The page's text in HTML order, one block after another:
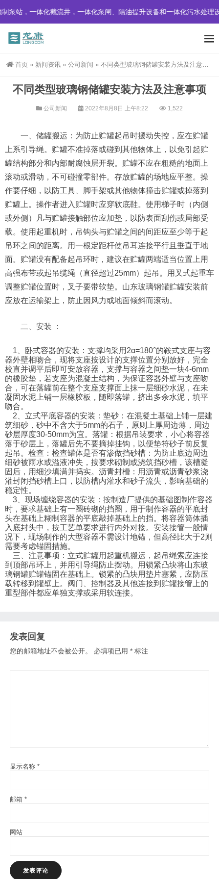
站，一体化截流井，一体化泵闸、隔油提升设备和一体化污水处理设
首页 » 新闻资讯 » 公司新闻 » 不同类型玻璃钢储罐安装方法及注意事项
不同类型玻璃钢储罐安装方法及注意事项
公司新闻 2022年8月8日 上午8:22 1,522
一、储罐搬运：为防止贮罐起吊时摆动失控，应在贮罐
上系引导绳。贮罐不准掉落或碰到其他物体上，以免引起贮
罐结构部分和内部耐腐蚀层开裂。贮罐不应在粗糙的地面上
滚动或滑动，不可碰撞零部件。存放贮罐的场地应平整。操
作要仔细，以防工具、脚手架或其他物体撞击贮罐或掉落到
贮罐上。操作者进入贮罐时应穿软底鞋。使用梯子时（内侧
或外侧）凡与贮罐接触部位应加垫，以防表面刮伤或局部受
载。使用起重机时，吊钩头与贮罐之间的间距应至少等于起
吊环之间的距离。用一根定距杆使吊耳连接平行且垂直于地
面。贮罐没有配备起吊环时，建议在贮罐两端适当位置上用
高强布带或起吊缆绳（直径超过25mm）起吊。用叉式起重车
调整贮罐位置时，叉子要带软垫。山东玻璃钢罐贮罐安装前
应放在运输架上，防止因风力或地面倾斜而滚动。
二、安装 ：
1、卧式容器的安装：支撑均采用2α=180°的鞍式支座与容
器外壁相吻合，现将支座按设计的支撑位置分别放好，完全
校直并调平后即可安放容器，支撑与容器之间垫一块4-6mm
的橡胶垫，若支座为混凝土结构，为保证容器外壁与支座吻
合，可在落罐前在整个支座支撑面上抹一层细砂水泥，在未
凝固水泥上铺一层橡胶板，随即落罐，挤出多余水泥，填平
吻合。
2、立式平底容器的安装：垫砂：在混凝土基础上铺一层建
筑细砂，砂中不含大于5mm的石子，原则上厚周边薄，周边
砂层厚度30-50mm为宜。落罐：根据吊装要求，小心将容器
落于砂层上，落罐后先不要摘掉挂钩，以便垫符砂子前反复
起吊。检查：检查罐体是否有渗做挡砂槽：为防止底边周边
细砂被雨水或溢液冲失，按要求砌制或浇筑挡砂槽，该槽凝
固后，用细沙填满并捣实。沥青封槽：用沥青或沥青砂浆浇
灌封闭挡砂槽上口，以防槽内灌水和砂子流失，影响基础的
稳定性。
3、现场缠绕容器的安装：按制造厂提供的基础图制作容器
时，要求基础上有一圈砖砌的挡圈，用于制作容器的平底封
头在基础上糊制容器的平底敲掉基础上的挡。将容器筒体插
入底封头中，按工艺单要求进行内外对接。安装接管一般情
况下，现场制作的大型容器不需设计地锚，但高径比大于2则
需要考虑锚固措施。
三、注意事项：立式贮罐用起重机搬运，起吊绳索应连接
到顶部吊环上，并用引导绳防止摆动。用锁紧凸块将山东玻
璃钢罐贮罐锚固在基础上。锁紧的凸块用垫片塞紧，应防压
载转移到罐壁上。阀门、控制器及其他连接到贮罐接管上的
重型部件都应单独支撑或采用软连接。
发表回复
您的邮箱地址不会被公开。 必填项已用 * 标注
显示名称 *
邮箱 *
网站